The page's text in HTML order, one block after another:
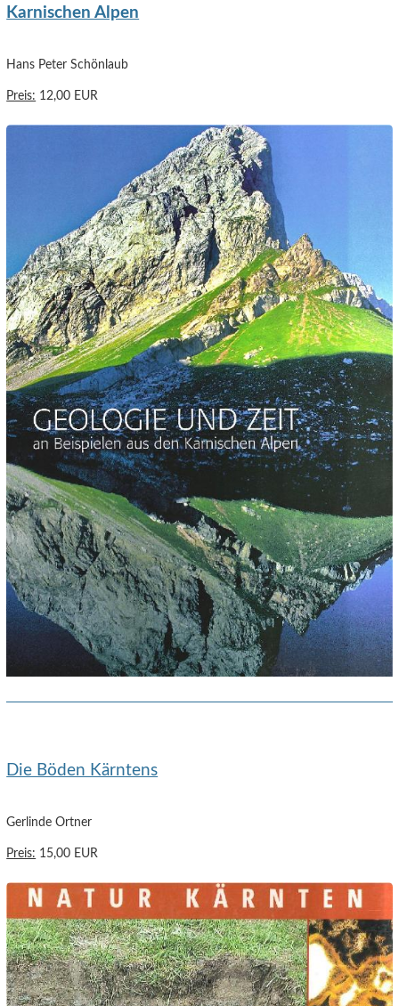
Karnischen Alpen
Hans Peter Schönlaub
Preis: 12,00 EUR
Die Böden Kärntens
Gerlinde Ortner
Preis: 15,00 EUR